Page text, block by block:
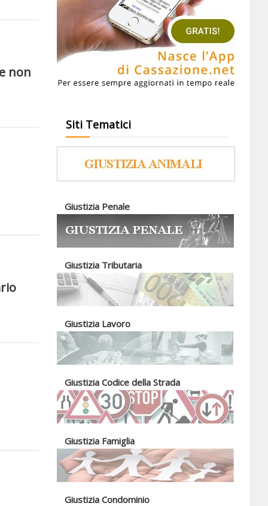
non
Siti Tematici
Giustizia Penale
Giustizia Tributaria
Giustizia Lavoro
Giustizia Codice della Strada
Giustizia Famiglia
Giustizia Condominio